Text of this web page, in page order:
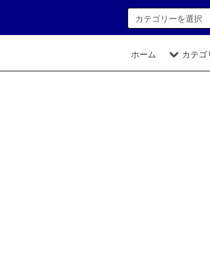
ホーム カテゴ